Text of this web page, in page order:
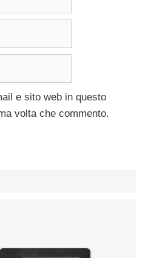
e sito web in questo
volta che commento.